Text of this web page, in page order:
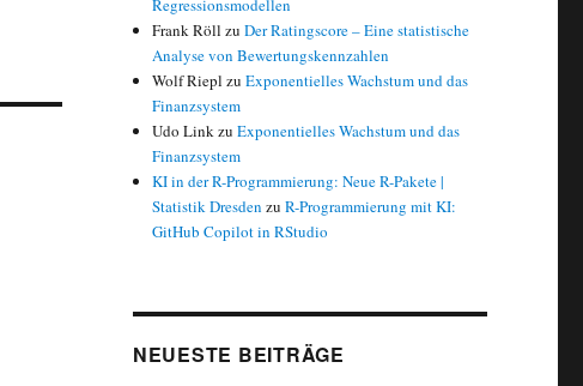
Regressionsmodellen
Frank Röll zuDer Ratingscore – Eine statistische
Analyse von Bewertungskennzahlen
Wolf Riepl zuExponentielles Wachstum und das
Finanzsystem
Udo LinkzuExponentielles Wachstum und das
Finanzsystem
KI in der R-Programmierung: Neue R-Pakete |
Statistik Dresden zuR-Programmierung mit KI:
GitHub Copilot in RStudio
NEUESTE BEITRÄGE